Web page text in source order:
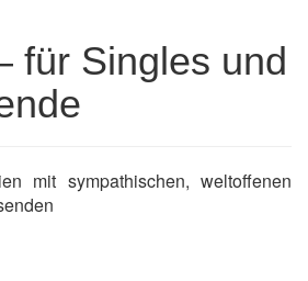
für Singles und
mit sympathischen, weltoffenen